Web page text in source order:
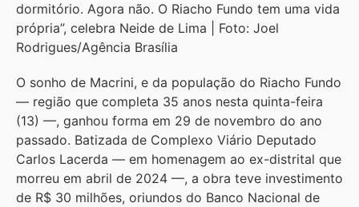
dormitório. Agora não. O Riacho Fundo tem uma vida
própria”, celebra Neide de Lima | Foto: Joel
Rodrigues/Agência Brasília
O sonho de Macrini, e da população do Riacho Fundo
— região que completa 35 anos nesta quinta-feira
(13) —, ganhou forma em 29 de novembro do ano
passado. Batizada de Complexo Viário Deputado
Carlos Lacerda — em homenagem ao ex-distrital que
morreu em abril de 2024 —, a obra teve investimento
de R$ 30 milhões, oriundos do Banco Nacional de